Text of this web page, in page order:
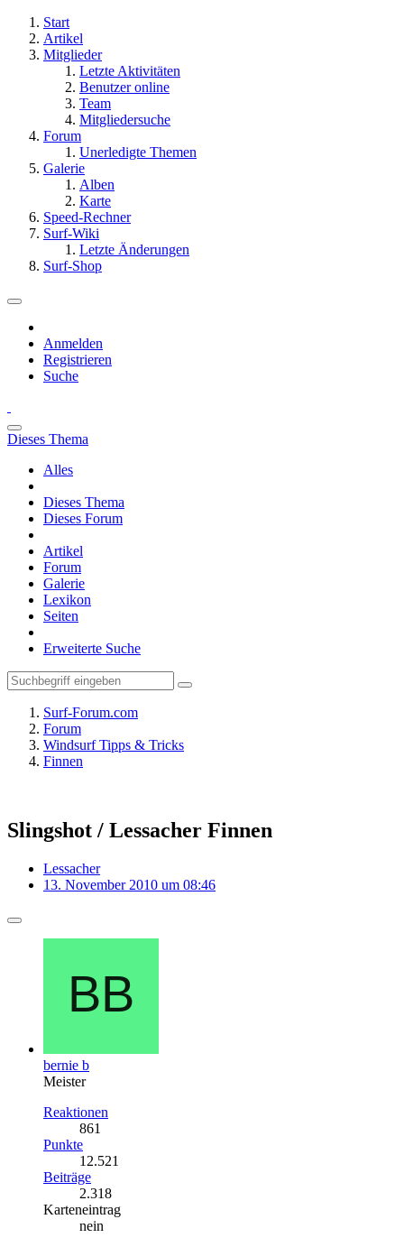
Start
Artikel
Mitglieder
Letzte Aktivitäten
Benutzer online
Team
Mitgliedersuche
Forum
Unerledigte Themen
Galerie
Alben
Karte
Speed-Rechner
Surf-Wiki
Letzte Änderungen
Surf-Shop
Anmelden
Registrieren
Suche
Dieses Thema
Alles
Dieses Thema
Dieses Forum
Artikel
Forum
Galerie
Lexikon
Seiten
Erweiterte Suche
Surf-Forum.com
Forum
Windsurf Tipps & Tricks
Finnen
Slingshot / Lessacher Finnen
Lessacher
13. November 2010 um 08:46
bernie b
Meister
Reaktionen
861
Punkte
12.521
Beiträge
2.318
Karteneintrag
nein